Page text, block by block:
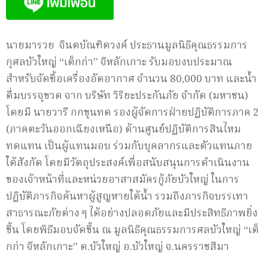
นายมารวย จินตบัณฑิตวงค์ ประธานมูลนิธิคุณธรรมการ
กุศลบัวใหญ่ “เต็กก่า” จีหลักเกาะ รับมอบงบประมาณ
สำหรับจัดซื้อเครื่องอัดอากาศ จำนวน 80,000 บาท และน้ำ
ดื่มบรรจุขวด จาก บริษัท วิริยะประกันภัย จำกัด (มหาชน)
โดยมี นายวารี กกขุนทด รองผู้จัดการฝ่ายปฏิบัติการภาค 2
(ภาคตะวันออกเฉียงเหนือ) ด้านศูนย์ปฏิบัติการสินไหม
ทดแทน เป็นผู้แทนมอบ ร่วมกับบุคลากรและตัวแทนภาย
ใต้สังกัด โดยมีวัตถุประสงค์เพื่อสนับสนุนการดำเนินงาน
ของเจ้าหน้าที่และหน่วยอาสาสมัครกู้ภัยบัวใหญ่ ในการ
ปฏิบัติภารกิจค้นหาผู้สูญหายใต้น้ำ รวมถึงภารกิจบรรเทา
สาธารณะภัยต่าง ๆ ได้อย่างปลอดภัยและมีประสิทธิภาพยิ่ง
ขึ้น โดยพิธีมอบจัดขึ้น ณ มูลนิธิคุณธรรมการศลบัวใหญ่ “เต็
กก่า จีหลักเกาะ” ต.บัวใหญ่ อ.บัวใหญ่ จ.นครราชสีมา